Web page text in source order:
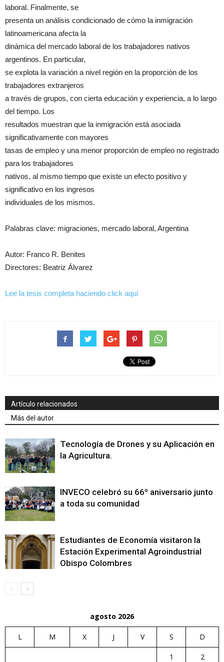
laboral. Finalmente, se
presenta un análisis condicionado de cómo la inmigración
latinoamericana afecta la
dinámica del mercado laboral de los trabajadores nativos
argentinos. En particular,
se explota la variación a nivel región en la proporción de los
trabajadores extranjeros
a través de grupos, con cierta educación y experiencia, a lo largo
del tiempo. Los
resultados muestran que la inmigración está asociada
significativamente con mayores
tasas de empleo y una menor proporción de empleo no registrado
para los trabajadores
nativos, al mismo tiempo que existe un efecto positivo y
significativo en los ingresos
individuales de los mismos.
Palabras clave: migraciones, mercado laboral, Argentina
Autor: Franco R. Benites
Directores: Beatriz Álvarez
Lee la tesis completa haciendo click aquí
Artículo relacionados
Más del autor
Tecnología de Drones y su Aplicación en
la Agricultura.
INVECO celebró su 66º aniversario junto
a toda su comunidad
Estudiantes de Economía visitaron la
Estación Experimental Agroindustrial
Obispo Colombres
agosto 2026
L M X J V S D
1
2